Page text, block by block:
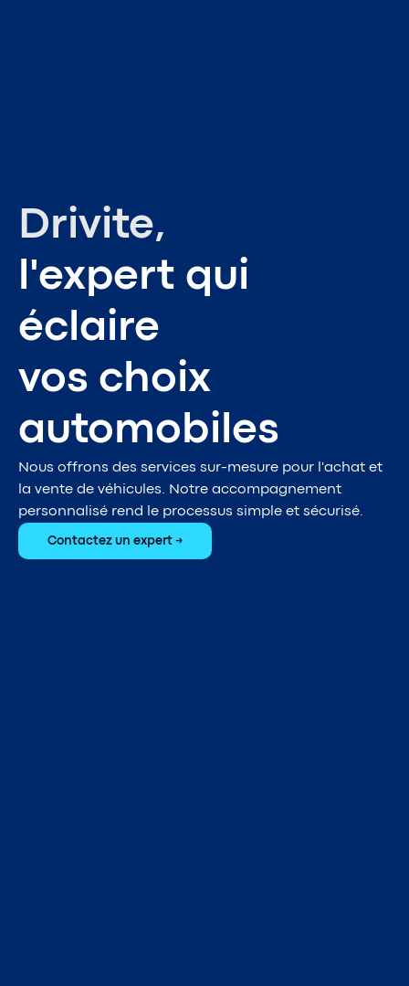
Drivite,
l'expert qui
éclaire
vos choix
automobiles
Nous offrons des services sur-mesure pour l'achat et
la vente de véhicules. Notre accompagnement
personnalisé rend le processus simple et sécurisé.
Contactez un expert →